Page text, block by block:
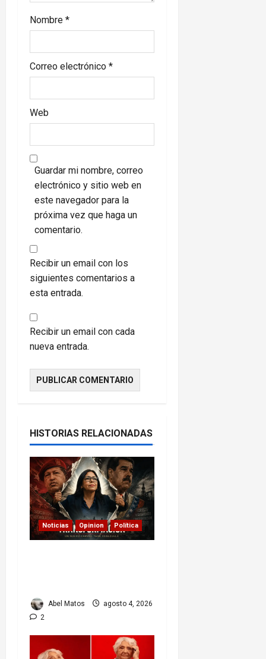
Nombre *
Correo electrónico *
Web
Guardar mi nombre, correo
electrónico y sitio web en
este navegador para la
próxima vez que haga un
comentario.
Recibir un email con los
siguientes comentarios a
esta entrada.
Recibir un email con cada
nueva entrada.
HISTORIAS RELACIONADAS
Noticias Opinion Política
Abel Matos
agosto 4, 2026
2